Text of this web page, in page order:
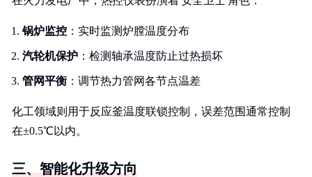
锅炉监控 ：实时监测炉膛温度分布
汽轮机保护 ：检测轴承温度防止过热损坏
管网平衡 ：调节热力管网各节点温差
化工领域则用于反应釜温度联锁控制，误差范围通常控制
在±0.5℃以内。
三、智能化升级方向